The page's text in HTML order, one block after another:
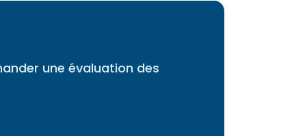
une évaluation des